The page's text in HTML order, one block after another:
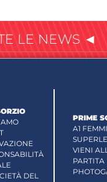
LE NEWS ◄
DEL
PRIME
A1
VIENI
PARTITA